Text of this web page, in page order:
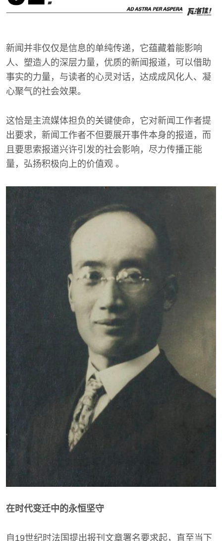
新闻并非仅仅是信息的单纯传递，它蕴藏着能影响
人、塑造人的深层力量，优质的新闻报道，可以借助
事实的力量，与读者的心灵对话，达成成风化人、凝
心聚气的社会效果。
这恰是主流媒体担负的关键使命，它对新闻工作者提
出要求，新闻工作者不但要展开事件本身的报道，而
且要思索报道兴许引发的社会影响，尽力传播正能
量，弘扬积极向上的价值观 。
在时代变迁中的永恒坚守
自19世纪时法国提出报刊文章署名要求起，直至当下